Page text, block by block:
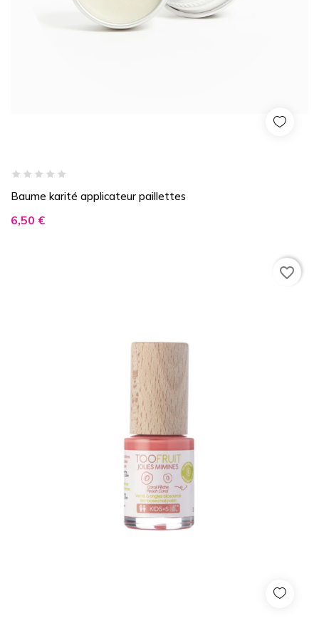
Baume karité applicateur paillettes
Prix
6,50 €
favorite_border